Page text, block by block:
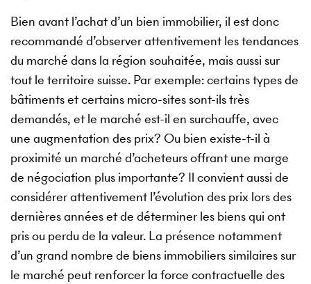
Bien avant l’achat d’un bien immobilier, il est donc
recommandé d’observer attentivement les tendances
du marché dans la région souhaitée, mais aussi sur
tout le territoire suisse. Par exemple: certains types de
bâtiments et certains micro-sites sont-ils très
demandés, et le marché est-il en surchauffe, avec
une augmentation des prix? Ou bien existe-t-il à
proximité un marché d’acheteurs offrant une marge
de négociation plus importante? Il convient aussi de
considérer attentivement l’évolution des prix lors des
dernières années et de déterminer les biens qui ont
pris ou perdu de la valeur. La présence notamment
d’un grand nombre de biens immobiliers similaires sur
le marché peut renforcer la force contractuelle des